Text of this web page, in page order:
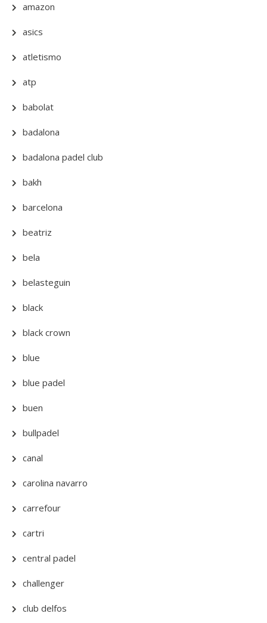
amazon
asics
atletismo
atp
babolat
badalona
badalona padel club
bakh
barcelona
beatriz
bela
belasteguin
black
black crown
blue
blue padel
buen
bullpadel
canal
carolina navarro
carrefour
cartri
central padel
challenger
club delfos